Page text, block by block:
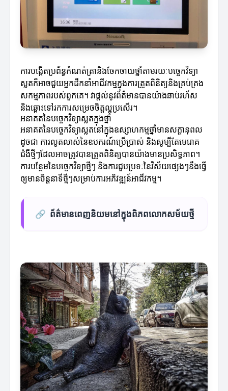
ការបង្កើតប្រព័ន្ធកំណត់ត្រានិងចែកចាយថ្នាំតាមរយៈបច្ចេកវិទ្យា
ស្លតក៏អាចជួយអ្នកដឹកនាំអាជីវកម្មក្នុងការត្រួតពិនិត្យនិងគ្រប់គ្រង
សកម្មភាពរបស់ពួកគេ។ វាផ្តល់នូវព័ត៌មានបានយ៉ាងឆាប់រហ័ស
និងឆ្ពោះទៅរកការសម្រេចចិត្តល្អប្រសើរ។
អនាគតនៃបច្ចេកវិទ្យាស្លតក្នុងថ្នាំ
អនាគតនៃបច្ចេកវិទ្យាស្លតនៅក្នុងឧស្សាហកម្មថ្នាំមានសក្តានុពល
ដូចជា ការលូតលាស់នៃឧបករណ៍ប្រើប្រាស់ និងសូម្បីតែមេរោគ
ជំងឺថ្មីៗដែលអាចត្រូវបានត្រួតពិនិត្យបានយ៉ាងមានប្រសិទ្ធភាព។
ការបន្ថែមនៃបច្ចេកវិទ្យាថ្មីៗ និងការជួបប្រទៈនៃវិស័យផ្សេងៗនឹងធ្វើ
ឲ្យមានចិន្តនាទីថ្មីៗសម្រាប់ការអភិវឌ្ឍន៍អាជីវកម្ម។
🔗 ព័ត៌មានពេញនិយមនៅក្នុងពិភពលោកសម័យថ្មី